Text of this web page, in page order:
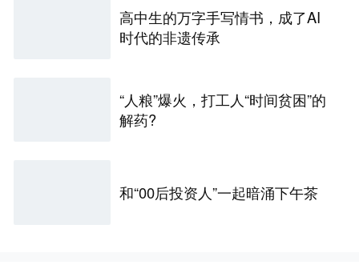
高中生的万字手写情书，成了AI
时代的非遗传承
“人粮”爆火，打工人“时间贫困”的
解药?
和“00后投资人”一起暗涌下午茶